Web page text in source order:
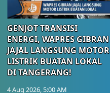
GENJOT TRANSISI
ENERGI, WAPRES GIBRAN
JAJAL LANGSUNG MOTOR
LISTRIK BUATAN LOKAL
DI TANGERANG!
4 Aug 2026, 5:00 AM